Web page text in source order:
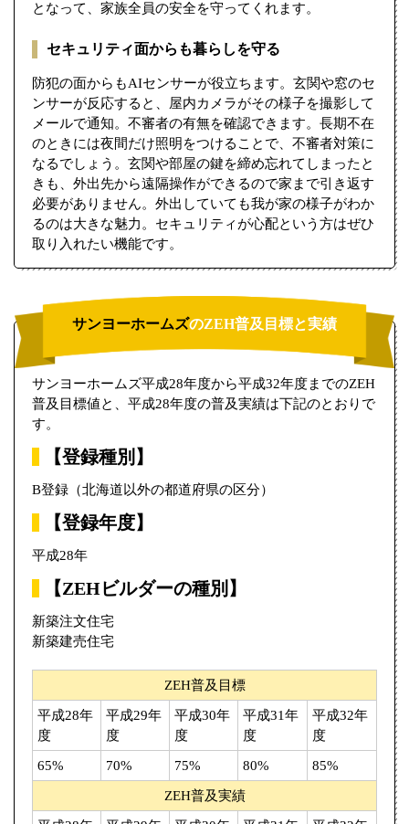
となって、家族全員の安全を守ってくれます。
セキュリティ面からも暮らしを守る
防犯の面からもAIセンサーが役立ちます。玄関や窓のセ
ンサーが反応すると、屋内カメラがその様子を撮影して
メールで通知。不審者の有無を確認できます。長期不在
のときには夜間だけ照明をつけることで、不審者対策に
なるでしょう。玄関や部屋の鍵を締め忘れてしまったと
きも、外出先から遠隔操作ができるので家まで引き返す
必要がありません。外出していても我が家の様子がわか
るのは大きな魅力。セキュリティが心配という方はぜひ
取り入れたい機能です。
サンヨーホームズのZEH普及目標と実績
サンヨーホームズ平成28年度から平成32年度までのZEH
普及目標値と、平成28年度の普及実績は下記のとおりで
す。
【登録種別】
B登録（北海道以外の都道府県の区分）
【登録年度】
平成28年
【ZEHビルダーの種別】
新築注文住宅
新築建売住宅
ZEH普及目標
平成28年
度
平成29年
度
平成30年
度
平成31年
度
平成32年
度
65% 70% 75% 80% 85%
ZEH普及実績